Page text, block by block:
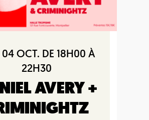
OCT. DE 18H00 À
22H30
AVERY +